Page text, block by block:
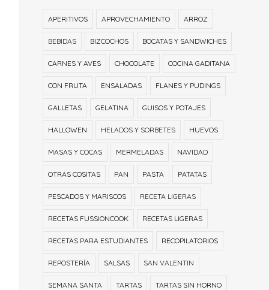
APERITIVOS APROVECHAMIENTO ARROZ
BEBIDAS BIZCOCHOS BOCATAS Y SANDWICHES
CARNES Y AVES CHOCOLATE COCINA GADITANA
CON FRUTA ENSALADAS FLANES Y PUDINGS
GALLETAS GELATINA GUISOS Y POTAJES
HALLOWEN HELADOS Y SORBETES HUEVOS
MASAS Y COCAS MERMELADAS NAVIDAD
OTRAS COSITAS PAN PASTA PATATAS
PESCADOS Y MARISCOS RECETA LIGERAS
RECETAS FUSSIONCOOK RECETAS LIGERAS
RECETAS PARA ESTUDIANTES RECOPILATORIOS
REPOSTERÍA SALSAS SAN VALENTIN
SEMANA SANTA TARTAS TARTAS SIN HORNO